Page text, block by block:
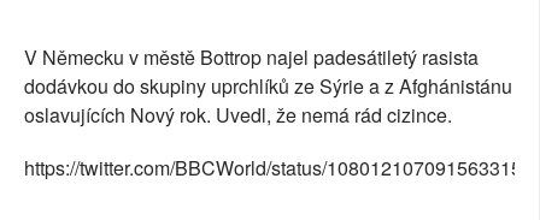
V Německu v městě Bottrop najel padesátiletý rasista
dodávkou do skupiny uprchlíků ze Sýrie a z Afghánistánu
oslavujících Nový rok. Uvedl, že nemá rád cizince.
https://twitter.com/BBCWorld/status/1080121070915633153